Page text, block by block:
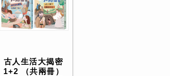
古人生活大揭密
1+2 （共兩冊）